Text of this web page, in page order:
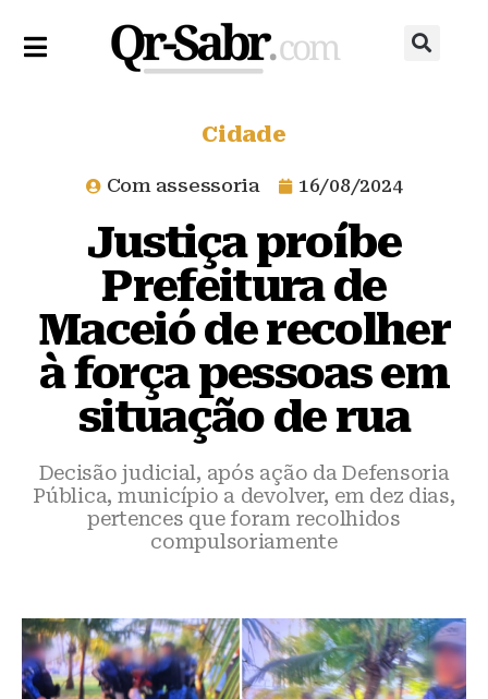
Cidade
Com assessoria 16/08/2024
Justiça proíbe
Prefeitura de
Maceió de recolher
à força pessoas em
situação de rua
Decisão judicial, após ação da Defensoria
Pública, município a devolver, em dez dias,
pertences que foram recolhidos
compulsoriamente